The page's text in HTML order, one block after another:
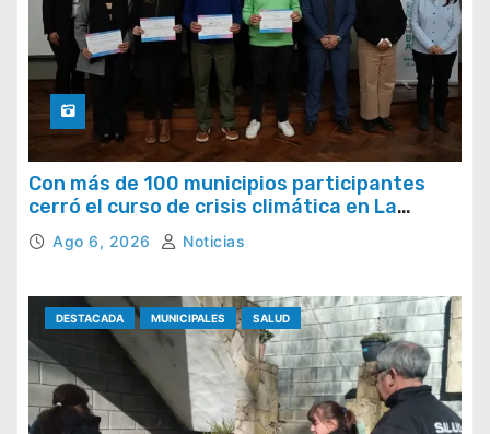
Con más de 100 municipios participantes
cerró el curso de crisis climática en La
Provincia
Ago 6, 2026 Noticias
DESTACADA MUNICIPALES SALUD